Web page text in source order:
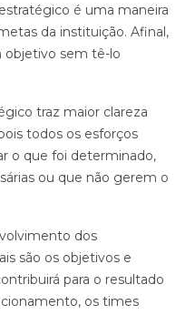
é uma maneira
da instituição. Afinal,
objetivo sem tê-lo
traz maior clareza
todos os esforços
o que foi determinado,
ou que não gerem o
dos
são os objetivos e
para o resultado
os times